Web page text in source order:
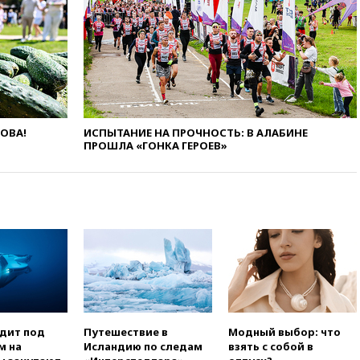
09:55Силы ПВО перехватили
за утро 85 БПЛА над
территорией РФ
09:25Ильский НПЗ на Кубани
загорелся после падения
обломков дрона
девяти БПЛА, сбитых на
подлете к Москве
08:16
Лукашенко призвал
белорусов покупать избы в
селах
07:30
Нигерия стала
крупнейшим поставщиком
авиатоплива в Европу
США и Колумбия
обсуждают координацию
ИСПЫТАНИЕ НА ПРОЧНОСТЬ: В АЛАБИНЕ
ПРОШЛА «ГОНКА ГЕРОЕВ»
под
на
Путешествие в
Исландию по следам
Модный выбор: что
взять с собой в